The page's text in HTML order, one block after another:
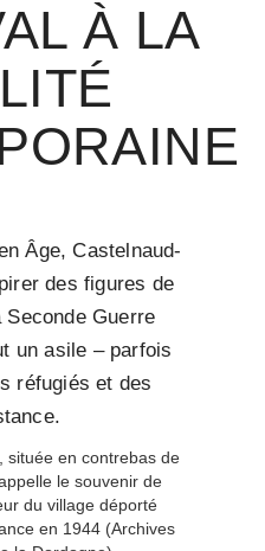
À LA
Âge, Castelnaud-
des figures de
Guerre
un asile – parfois
réfugiés et des
située en contrebas de
le souvenir de
du village déporté
en 1944 (Archives